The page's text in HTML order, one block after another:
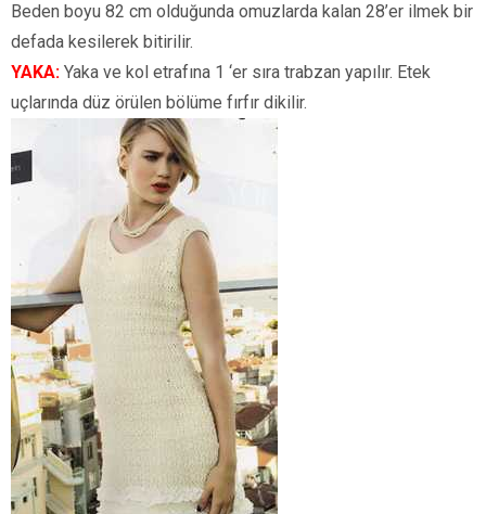
Beden boyu 82 cm olduğunda omuzlarda kalan 28’er ilmek bir
defada kesilerek bitirilir.
YAKA: Yaka ve kol etrafına 1 ‘er sıra trabzan yapılır. Etek
uçlarında düz örülen bölüme fırfır dikilir.